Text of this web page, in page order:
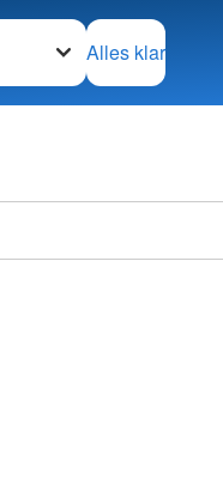
zu
Alles klar